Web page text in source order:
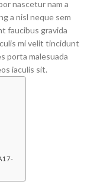
nascetur nam a
a nisl neque sem
faucibus gravida
mi velit tincidunt
porta malesuada
iaculis sit.